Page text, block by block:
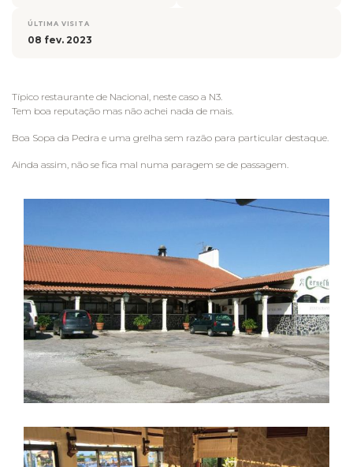
ÚLTIMA VISITA
08 fev. 2023
Típico restaurante de Nacional, neste caso a N3.
Tem boa reputação mas não achei nada de mais.
Boa Sopa da Pedra e uma grelha sem razão para particular destaque.
Ainda assim, não se fica mal numa paragem se de passagem.